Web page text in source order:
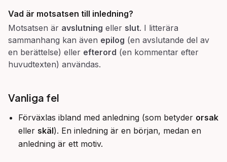
Vad är motsatsen till inledning?
Motsatsen är avslutning eller slut. I litterära
sammanhang kan även epilog (en avslutande del av
en berättelse) eller efterord (en kommentar efter
huvudtexten) användas.
Vanliga fel
Förväxlas ibland med anledning (som betyder orsak
eller skäl). En inledning är en början, medan en
anledning är ett motiv.